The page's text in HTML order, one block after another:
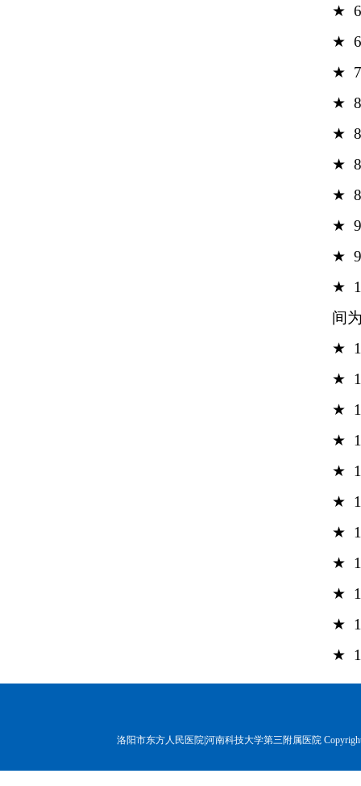
★
★
★
★
★
★
★
★
★
★
间
★
★
★
★
★
★
★
★
★
★
★
洛阳市东方人民医院|河南科技大学第三附属医院